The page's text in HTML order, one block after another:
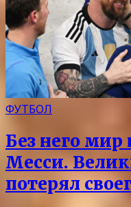
ФУТБОЛ
Без него мир
Месси.
потерял